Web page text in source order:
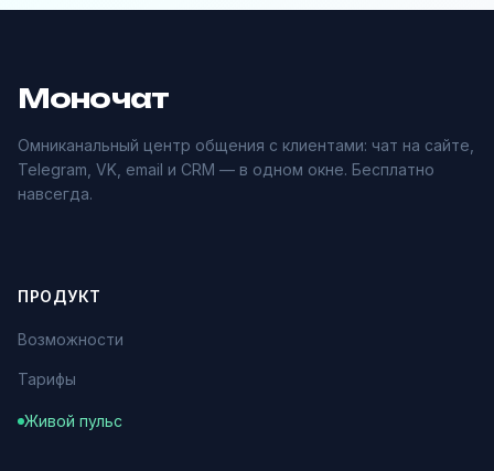
Моночат
Омниканальный центр общения с клиентами: чат на сайте,
Telegram, VK, email и CRM — в одном окне. Бесплатно
навсегда.
ПРОДУКТ
Возможности
Тарифы
Живой пульс